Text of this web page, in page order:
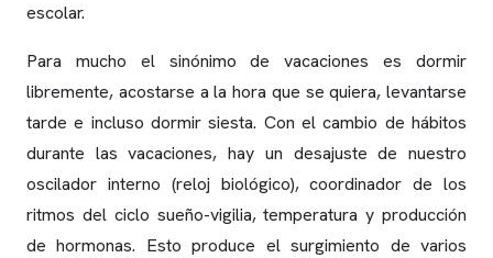
escolar.
Para mucho el sinónimo de vacaciones es dormir
libremente, acostarse a la hora que se quiera, levantarse
tarde e incluso dormir siesta. Con el cambio de hábitos
durante las vacaciones, hay un desajuste de nuestro
oscilador interno (reloj biológico), coordinador de los
ritmos del ciclo sueño-vigilia, temperatura y producción
de hormonas. Esto produce el surgimiento de varios